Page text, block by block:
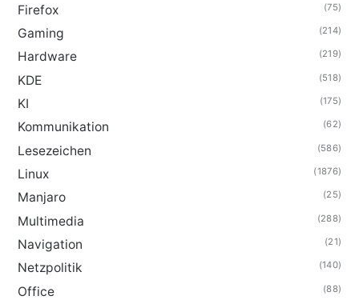
Firefox (75)
Gaming (214)
Hardware (219)
KDE (518)
KI (175)
Kommunikation (62)
Lesezeichen (586)
Linux (1876)
Manjaro (25)
Multimedia (288)
Navigation (21)
Netzpolitik (140)
Office (88)